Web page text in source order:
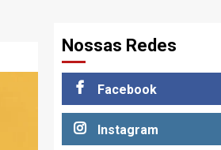
Nossas Redes
Facebook
Instagram